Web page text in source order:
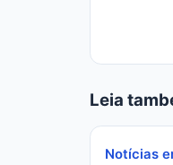
Leia
Notícias